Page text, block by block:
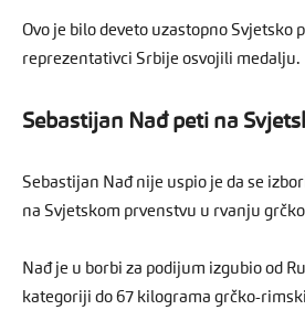
Ovo je bilo deveto uzastopno Svjetsko
reprezentativci Srbije osvojili medalju.
Sebastijan Nađ peti na
Sebastijan Nađ nije uspio je da se
na Svjetskom prvenstvu u rvanju
Nađ je u borbi za podijum izgubio od
kategoriji do 67 kilograma grčko-